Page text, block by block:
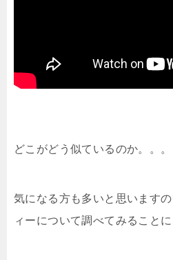
どこがどう似ているのか。。。
気になる方も多いと思います
ィーについて調べてみることに